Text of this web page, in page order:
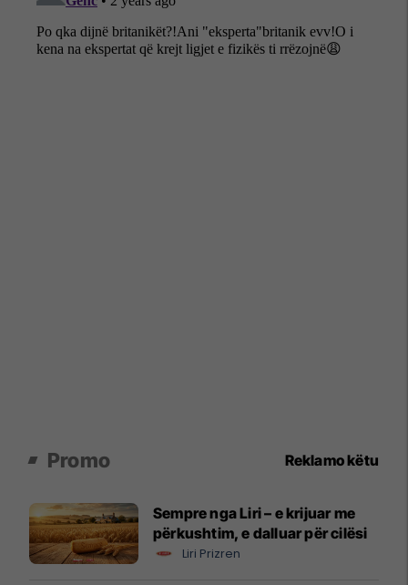
Promo Reklamo këtu
Sempre nga Liri – e krijuar me
përkushtim, e dalluar për cilësi
Liri Prizren